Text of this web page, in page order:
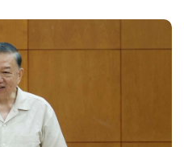
Làm rõ trách
độ, đội vốn
Hải: Quản lý
không gây ách tắc